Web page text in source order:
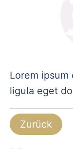
Lorem
ligula eget
Zurück